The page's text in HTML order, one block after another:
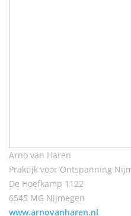
Arno van Haren
Praktijk voor Ontspanning
De Hoefkamp 1122
6545 MG Nijmegen
www.arnovanharen.nl